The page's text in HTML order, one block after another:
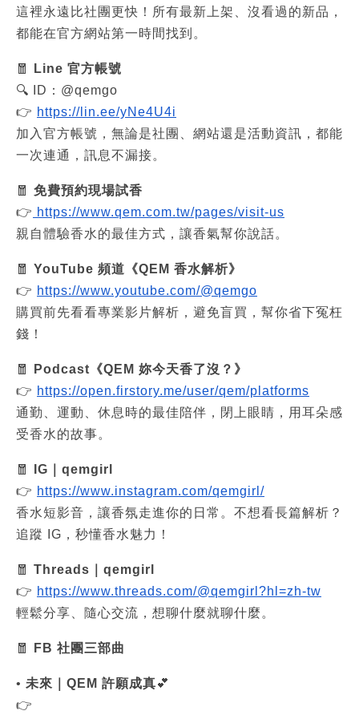
這裡永遠比社團更快！所有最新上架、沒看過的新品，
都能在官方網站第一時間找到。
🧧
Line 官方帳號
🔍 ID：@qemgo
👉 https://lin.ee/yNe4U4i
加入官方帳號，無論是社團、網站還是活動資訊，都能
一次連通，訊息不漏接。
🧧 免費預約現場試香
👉 https://www.qem.com.tw/pages/visit-us
親自體驗香水的最佳方式，讓香氣幫你說話。
🧧 YouTube 頻道《QEM 香水解析》
👉 https://www.youtube.com/@qemgo
購買前先看看專業影片解析，避免盲買，幫你省下冤枉
錢！
🧧
Podcast《QEM 妳今天香了沒？》
👉 https://open.firstory.me/user/qem/platforms
通勤、運動、休息時的最佳陪伴，閉上眼睛，用耳朵感
受香水的故事。
🧧
IG｜qemgirl
👉 https://www.instagram.com/qemgirl/
香水短影音，讓香氛走進你的日常。不想看長篇解析？
追蹤 IG，秒懂香水魅力！
🧧 Threads｜qemgirl
👉 https://www.threads.com/@qemgirl?hl=zh-tw
輕鬆分享、隨心交流，想聊什麼就聊什麼。
🧧 FB 社團三部曲
• 未來｜QEM 許願成真💕
👉